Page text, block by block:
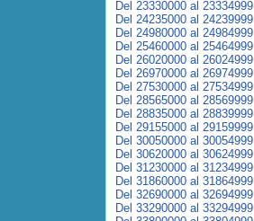
Del 23330000 al 23334999
Del 24235000 al 24239999
Del 24980000 al 24984999
Del 25460000 al 25464999
Del 26020000 al 26024999
Del 26970000 al 26974999
Del 27530000 al 27534999
Del 28565000 al 28569999
Del 28835000 al 28839999
Del 29155000 al 29159999
Del 30050000 al 30054999
Del 30620000 al 30624999
Del 31230000 al 31234999
Del 31860000 al 31864999
Del 32690000 al 32694999
Del 33290000 al 33294999